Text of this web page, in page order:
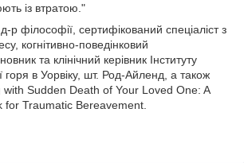
із втратою."
філософії, сертифікований спеціаліст з
когнітивно-поведінковий
та клінічний керівник Інституту
горя в Уорвіку, шт. Род-Айленд, а також
with Sudden Death of Your Loved One: A
for Traumatic Bereavement.